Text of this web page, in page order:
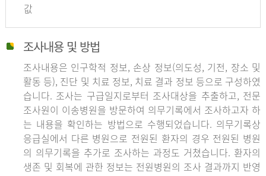
값
조사내용 및 방법
조사내용은 인구학적 정보, 손상 정보(의도성, 기전, 장소 및
활동 등), 진단 및 치료 정보, 치료 결과 정보 등으로 구성하였
습니다. 조사는 구급일지로부터 조사대상을 추출하고, 전문
조사원이 이송병원을 방문하여 의무기록에서 조사하고자 하
는 내용을 확인하는 방법으로 수행되었습니다. 의무기록상
응급실에서 다른 병원으로 전원된 환자의 경우 전원된 병원
의 의무기록을 추가로 조사하는 과정도 거쳤습니다. 환자의
생존 및 회복에 관한 정보는 전원병원의 조사 결과까지 반영